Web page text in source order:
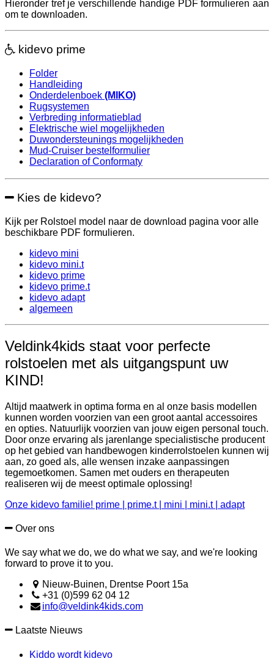
Hieronder tref je verschillende handige PDF formulieren aan
om te downloaden.
kidevo prime
Folder
Handleiding
Onderdelenboek (MIKO)
Rugsystemen
Verbreding informatieblad
Elektrische wiel mogelijkheden
Duwondersteunings mogelijkheden
Mud-Cruiser bestelformulier
Declaration of Conformaty
Kies de kidevo?
Kijk per Rolstoel model naar de download pagina voor alle
beschikbare PDF formulieren.
kidevo mini
kidevo mini.t
kidevo prime
kidevo prime.t
kidevo adapt
algemeen
Veldink4kids staat voor perfecte
rolstoelen met als uitgangspunt uw
KIND!
Altijd maatwerk in optima forma en al onze basis modellen
kunnen worden voorzien van een groot aantal accessoires
en opties. Natuurlijk voorzien van jouw eigen personal touch.
Door onze ervaring als jarenlange specialistische producent
op het gebied van handbewogen kinderrolstoelen kunnen wij
aan, zo goed als, alle wensen inzake aanpassingen
tegemoetkomen. Samen met ouders en therapeuten
realiseren wij de meest optimale oplossing!
Onze kidevo familie! prime | prime.t | mini | mini.t | adapt
Over ons
We say what we do, we do what we say, and we're looking
forward to prove it to you.
Nieuw-Buinen, Drentse Poort 15a
+31 (0)599 62 04 12
info@veldink4kids.com
Laatste Nieuws
Kiddo wordt kidevo